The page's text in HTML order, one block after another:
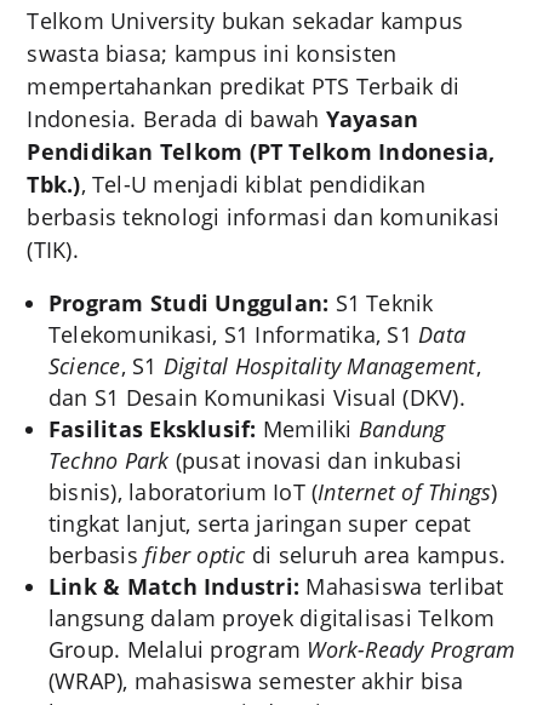
Telkom University bukan sekadar kampus
swasta biasa; kampus ini konsisten
mempertahankan predikat PTS Terbaik di
Indonesia. Berada di bawah Yayasan
Pendidikan Telkom (PT Telkom Indonesia,
Tbk.), Tel-U menjadi kiblat pendidikan
berbasis teknologi informasi dan komunikasi
(TIK).
Program Studi Unggulan: S1 Teknik
Telekomunikasi, S1 Informatika, S1Data
Science, S1 Digital Hospitality Management,
dan S1 Desain Komunikasi Visual (DKV).
Fasilitas Eksklusif: Memiliki Bandung
Techno Park (pusat inovasi dan inkubasi
bisnis), laboratorium IoT (Internet of Things)
tingkat lanjut, serta jaringan super cepat
berbasisfiber optic di seluruh area kampus.
Link & Match Industri: Mahasiswa terlibat
langsung dalam proyek digitalisasi Telkom
Group. Melalui program Work-Ready Program
(WRAP), mahasiswa semester akhir bisa